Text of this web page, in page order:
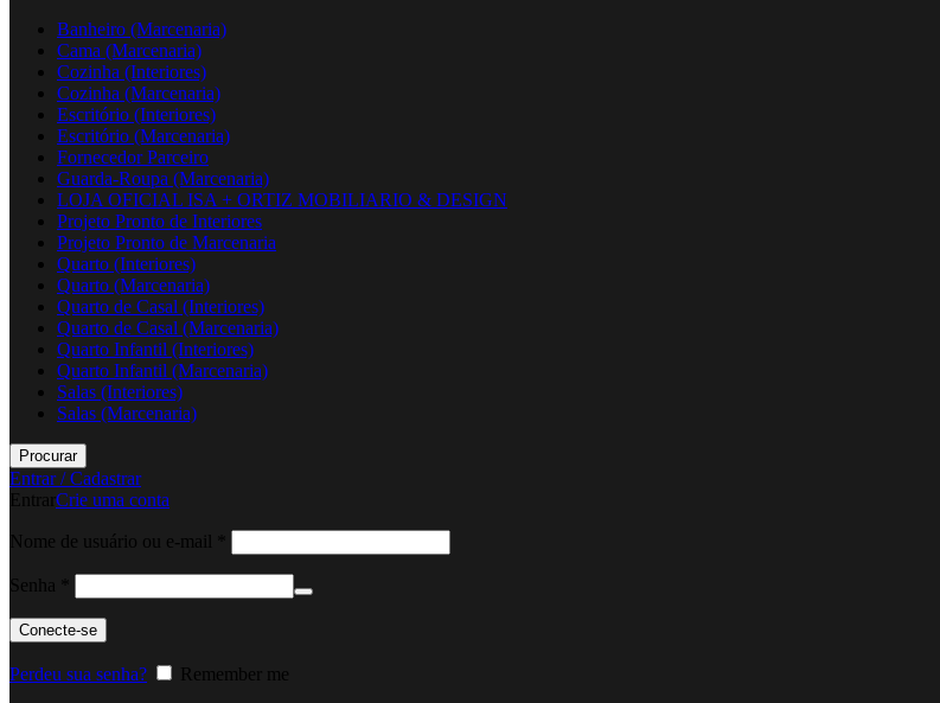
Banheiro (Marcenaria)
Cama (Marcenaria)
Cozinha (Interiores)
Cozinha (Marcenaria)
Escritório (Interiores)
Escritório (Marcenaria)
Fornecedor Parceiro
Guarda-Roupa (Marcenaria)
LOJA OFICIAL ISA + ORTIZ MOBILIARIO & DESIGN
Projeto Pronto de Interiores
Projeto Pronto de Marcenaria
Quarto (Interiores)
Quarto (Marcenaria)
Quarto de Casal (Interiores)
Quarto de Casal (Marcenaria)
Quarto Infantil (Interiores)
Quarto Infantil (Marcenaria)
Salas (Interiores)
Salas (Marcenaria)
Procurar
Entrar / Cadastrar
Entrar Crie uma conta
Nome de usuário ou e-mail
Senha
Conecte-se
Perdeu sua senha?
Remember me